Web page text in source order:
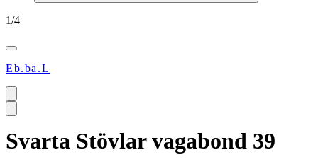
1/4
Eb.ba.L
Svarta Stövlar vagabond 39